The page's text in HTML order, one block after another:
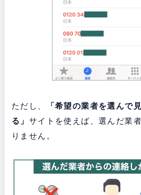
ただし、
「希望の業者を選んで
る」 サイトを使えば、選んだ業
りません。